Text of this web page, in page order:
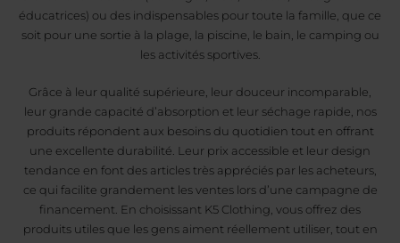
éducatrices) ou des indispensables pour toute la famille, que ce
soit pour une sortie à la plage, la piscine, le bain, le camping ou
les activités sportives.
Grâce à leur qualité supérieure, leur douceur incomparable,
leur grande capacité d’absorption et leur séchage rapide, nos
produits répondent aux besoins du quotidien tout en offrant
une excellente durabilité. Leur prix accessible et leur design
tendance en font des articles très appréciés par les acheteurs,
ce qui facilite grandement les ventes lors d’une campagne de
financement. En choisissant K5 Clothing, vous offrez des
produits utiles que les gens aiment réellement utiliser, tout en